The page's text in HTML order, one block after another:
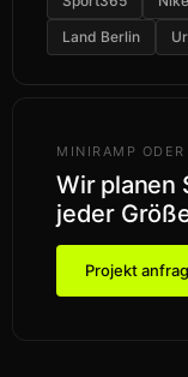
Land Berlin
MINIRAMP
Wir planen
jeder
Projekt